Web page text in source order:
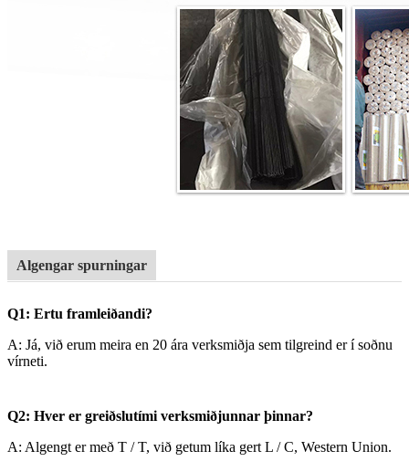
Algengar spurningar
Q1: Ertu framleiðandi?
A: Já, við erum meira en 20 ára verksmiðja sem tilgreind er í soðnu
vírneti.
Q2: Hver er greiðslutími verksmiðjunnar þinnar?
A: Algengt er með T / T, við getum líka gert L / C, Western Union.